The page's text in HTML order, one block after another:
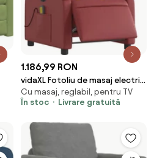
1.186,99 RON
vidaXL Fotoliu de masaj electric
rabatabil, roșu vin, piele
ecologică
Cu masaj, reglabil, pentru TV
În stoc
Livrare gratuită